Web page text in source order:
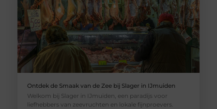
Ontdek de Smaak van de Zee bij Slager in IJmuiden
Welkom bij Slager in IJmuiden, een paradijs voor
liefhebbers van zeevruchten en lokale fijnproevers.